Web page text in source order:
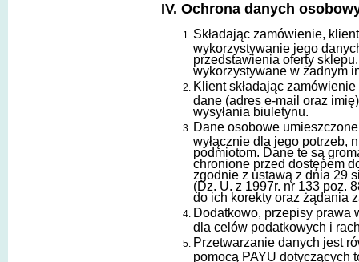
IV. Ochrona danych
Składając zamówienie,
wykorzystywanie jego
przedstawienia oferty
wykorzystywane w żadnym
Klient składając
dane (adres e-mail oraz
wysyłania biuletynu.
Dane osobowe
wyłącznie dla jego potrzeb,
podmiotom. Dane te są
chronione przed dostępem
zgodnie z ustawą z dnia 29
(Dz. U. z 1997r. nr 133 poz.
do ich korekty oraz żądania
Dodatkowo, przepisy prawa
dla celów podatkowych i
Przetwarzanie danych jest
pomocą PAYU dotyczących